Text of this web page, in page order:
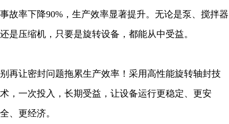
事故率下降90%，生产效率显著提升。无论是泵、搅拌器
还是压缩机，只要是旋转设备，都能从中受益。
别再让密封问题拖累生产效率！采用高性能旋转轴封技
术，一次投入，长期受益，让设备运行更稳定、更安
全、更经济。